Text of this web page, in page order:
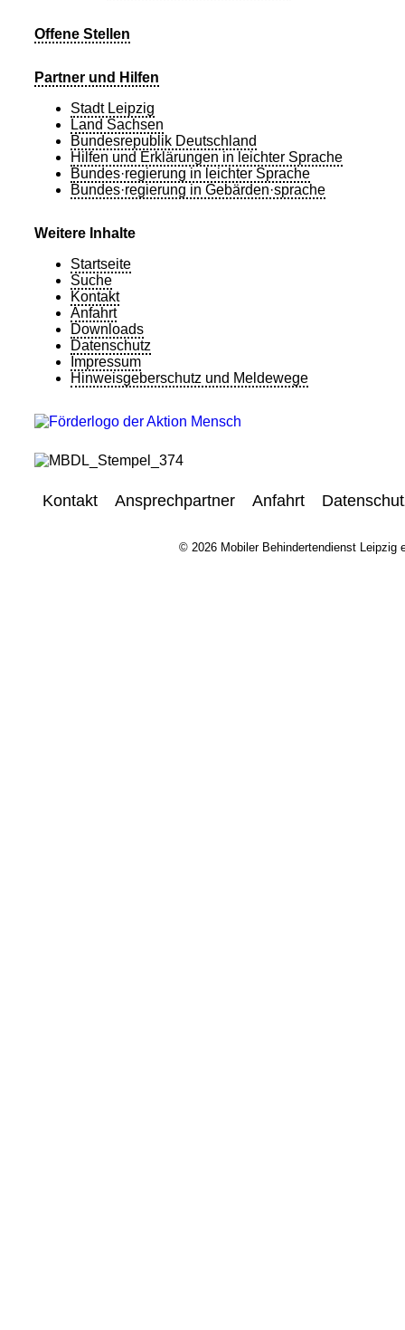
Offene Stellen
Partner und Hilfen
Stadt Leipzig
Land Sachsen
Bundesrepublik Deutschland
Hilfen und Erklärungen in leichter Sprache
Bundes·regierung in leichter Sprache
Bundes·regierung in Gebärden·sprache
Weitere Inhalte
Startseite
Suche
Kontakt
Anfahrt
Downloads
Datenschutz
Impressum
Hinweisgeberschutz und Meldewege
Kontakt Ansprechpartner Anfahrt
© 2026 Mobiler Behindertendienst Leipzig